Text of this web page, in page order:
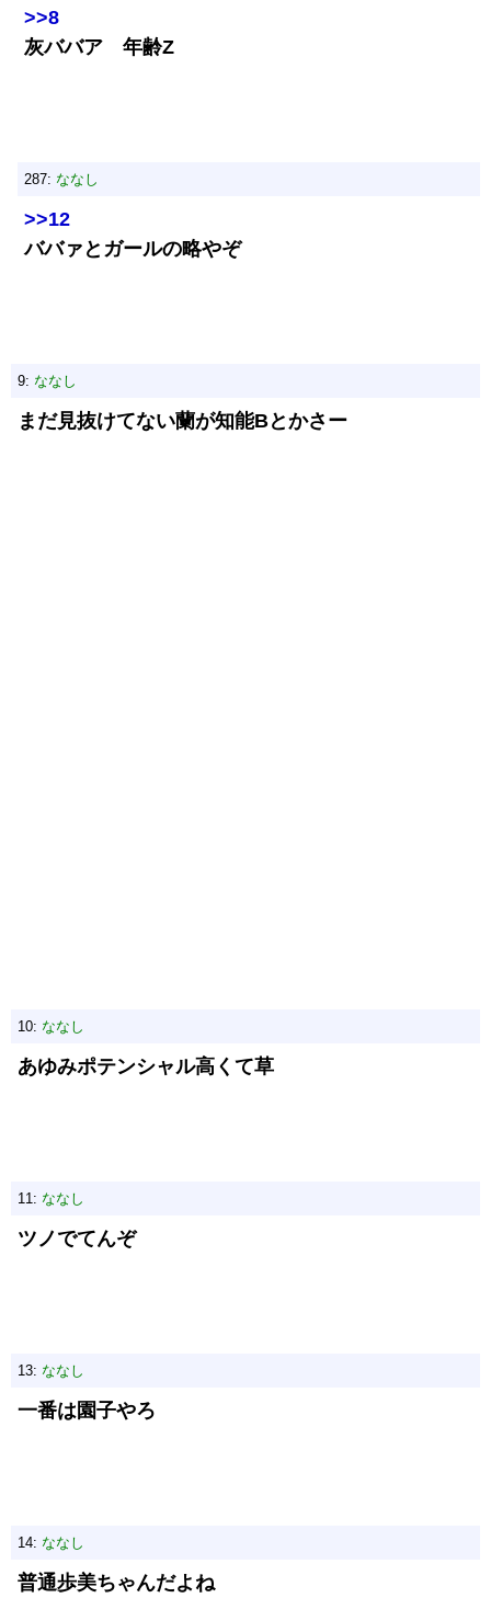
>>8
灰ババア 年齢Z
287: ななし
>>12
ババァとガールの略やぞ
9: ななし
まだ見抜けてない蘭が知能Bとかさー
10: ななし
あゆみポテンシャル高くて草
11: ななし
ツノでてんぞ
13: ななし
一番は園子やろ
14: ななし
普通歩美ちゃんだよね